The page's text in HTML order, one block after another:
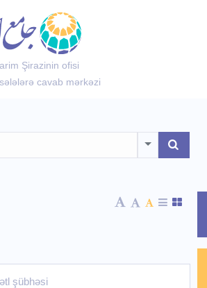
Şirazinin ofisi
cavab mərkəzi
Toggle
şübhəsi